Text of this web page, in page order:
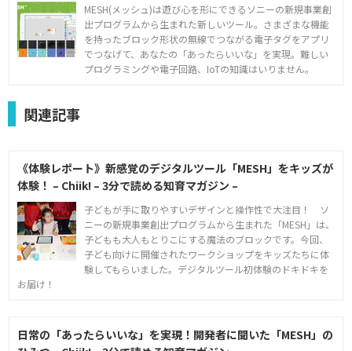
MESH(メッシュ)は遊び心を形にできるソニーの新規事業創
出プログラムから生まれた新しいツール。さまざまな機能
を持ったブロック形状の無線でつながる電子タグをアプリ
でつなげて、あなたの「あったらいいな」を実現。難しい
プログラミングや電子回路、IoTの知識はいりません。
関連記事
《体験レポート》新感覚のデジタルツール「MESH」をキッズが
体験！ – Chiik! – 3分で読める知育マガジン –
子どもが手に取りやすいデザインと操作性で大注目！ ソ
ニーの新規事業創出プログラムから生まれた「MESH」は、
子どもも大人もとりこにする魔法のブロックです。今回、
子ども向けに開催されたワークショップをキッズたちに体
験してもらいました。デジタルツール初体験のドキドキを
お届け！
日常の「あったらいいな」を実現！開発者に聞いた「MESH」の